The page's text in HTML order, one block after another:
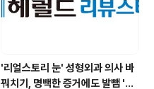
'리얼스토리 눈' 성형외과 의사 바
꿔치기, 명백한 증거에도 발뺌 '생